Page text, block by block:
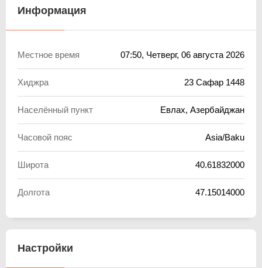
Информация
Местное время 07:50, Четверг, 06 августа 2026
Хиджра 23 Сафар 1448
Населённый пункт Евлах, Азербайджан
Часовой пояс Asia/Baku
Широта 40.61832000
Долгота 47.15014000
Настройки